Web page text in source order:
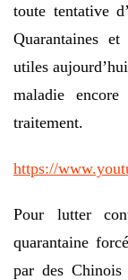
toute tentative
Quarantaines
utiles
maladie
traitement.
https://
Pour lutter
quarantaine
par des